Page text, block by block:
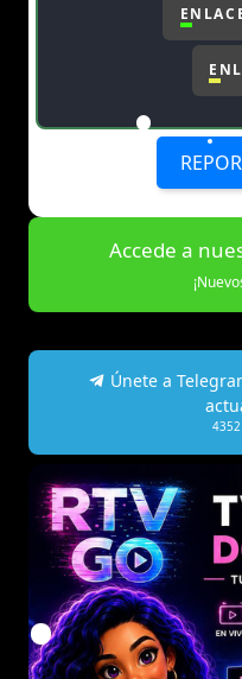
Accede a
Únete a
4352